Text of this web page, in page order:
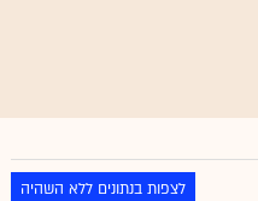
לצפות בנתונים ללא השהיה